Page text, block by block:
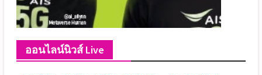
ออนไลน์นิวส์ Live